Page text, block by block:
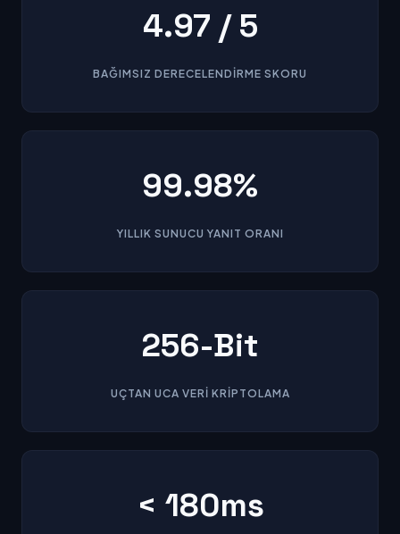
4.97 / 5
BAĞIMSIZ DERECELENDIRME SKORU
99.98%
YILLIK SUNUCU YANIT ORANI
256-Bit
UÇTAN UCA VERI KRIPTOLAMA
< 180ms